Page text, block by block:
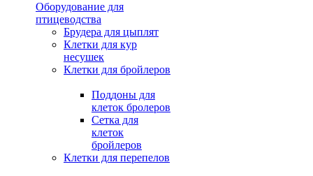
Оборудование для
птицеводства
Брудера для цыплят
Клетки для кур
несушек
Клетки для бройлеров
Поддоны для
клеток бролеров
Сетка для
клеток
бройлеров
Клетки для перепелов